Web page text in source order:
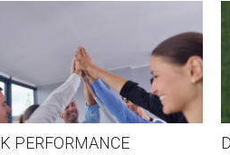
PERFORMANCE